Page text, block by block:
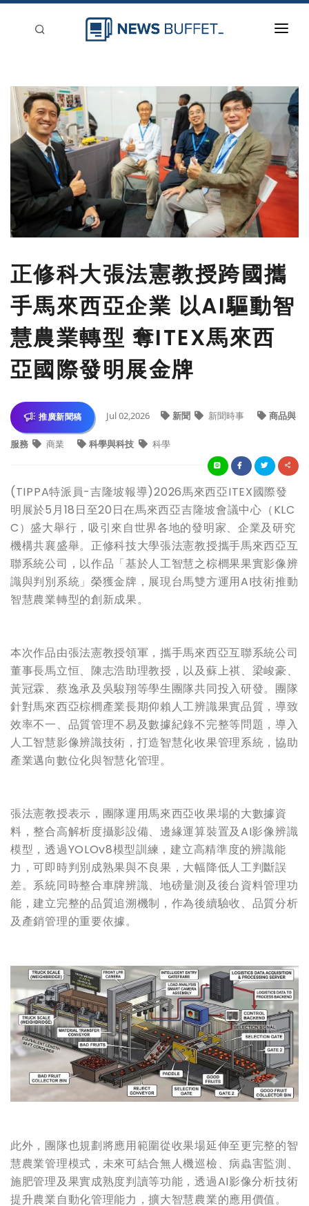
新聞稿分類
登入
刊登
正修科大張法憲教授跨國攜
手馬來西亞企業 以AI驅動智
慧農業轉型 奪ITEX馬來西
亞國際發明展金牌
推廣新聞稿 Jul 02,2026 新聞 新聞時事 商品與
服務 商業 科學與科技 科學
(TIPPA特派員-吉隆坡報導)2026馬來西亞ITEX國際發
明展於5月18日至20日在馬來西亞吉隆坡會議中心（KLC
C）盛大舉行，吸引來自世界各地的發明家、企業及研究
機構共襄盛舉。正修科技大學張法憲教授攜手馬來西亞互
聯系統公司，以作品「基於人工智慧之棕櫚果果實影像辨
識與判別系統」榮獲金牌，展現台馬雙方運用AI技術推動
智慧農業轉型的創新成果。
本次作品由張法憲教授領軍，攜手馬來西亞互聯系統公司
董事長馬立恒、陳志浩助理教授，以及蘇上祺、梁峻豪、
黃冠霖、蔡逸承及吳駿翔等學生團隊共同投入研發。團隊
針對馬來西亞棕櫚產業長期仰賴人工辨識果實品質，導致
效率不一、品質管理不易及數據紀錄不完整等問題，導入
人工智慧影像辨識技術，打造智慧化收果管理系統，協助
產業邁向數位化與智慧化管理。
張法憲教授表示，團隊運用馬來西亞收果場的大數據資
料，整合高解析度攝影設備、邊緣運算裝置及AI影像辨識
模型，透過YOLOv8模型訓練，建立高精準度的辨識能
力，可即時判別成熟果與不良果，大幅降低人工判斷誤
差。系統同時整合車牌辨識、地磅量測及後台資料管理功
能，建立完整的品質追溯機制，作為後續驗收、品質分析
及產銷管理的重要依據。
此外，團隊也規劃將應用範圍從收果場延伸至更完整的智
慧農業管理模式，未來可結合無人機巡檢、病蟲害監測、
施肥管理及果實成熟度判讀等功能，透過AI影像分析技術
提升農業自動化管理能力，擴大智慧農業的應用價值。